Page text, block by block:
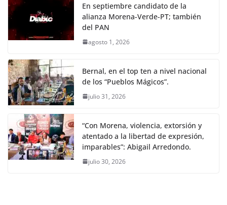
En septiembre candidato de la
alianza Morena-Verde-PT; también
del PAN
agosto 1, 2026
Bernal, en el top ten a nivel nacional
de los “Pueblos Mágicos”.
julio 31, 2026
“Con Morena, violencia, extorsión y
atentado a la libertad de expresión,
imparables”: Abigail Arredondo.
julio 30, 2026